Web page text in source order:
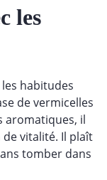
les
habitudes
de vermicelles
aromatiques, il
vitalité. Il plaît
tomber dans